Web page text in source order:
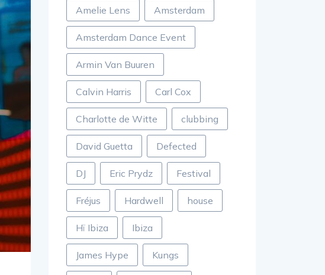
Amelie Lens Amsterdam
Amsterdam Dance Event
Armin Van Buuren
Calvin Harris Carl Cox
Charlotte de Witte clubbing
David Guetta Defected
DJ Eric Prydz Festival
Fréjus Hardwell house
Hï Ibiza Ibiza
James Hype Kungs